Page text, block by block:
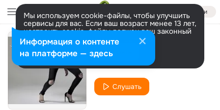
Войти
Мы используем cookie-файлы, чтобы улучшить
сервисы для вас. Если ваш возраст менее 13 лет,
настроить cookie-файлы должен ваш законный
представитель. Больше информации
Разрешить все Настроить
Не надо
Альбина
Слушать
Информация о контенте
на платформе — здесь